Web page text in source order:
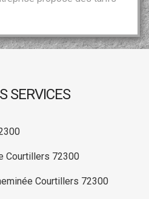
SERVICES
Courtillers 72300
Courtillers 72300